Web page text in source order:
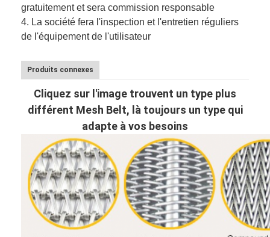
gratuitement et sera commission responsable
4. La société fera l'inspection et l'entretien réguliers
de l'équipement de l'utilisateur
Produits connexes
Cliquez sur l'image trouvent un type plus
différent Mesh Belt, là toujours un type qui
adapte à vos besoins